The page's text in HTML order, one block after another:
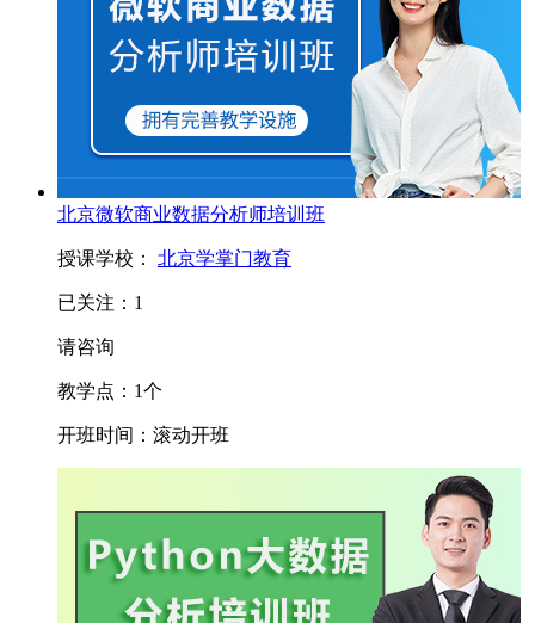
北京微软商业数据分析师培训班
授课学校： 北京学掌门教育
已关注： 1
请咨询
教学点： 1个
开班时间： 滚动开班